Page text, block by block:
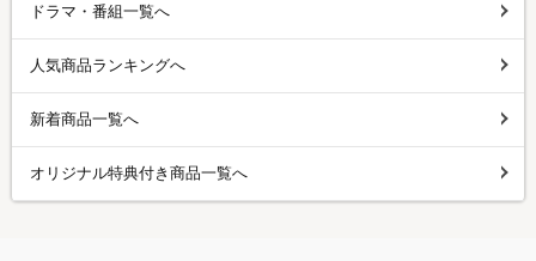
ドラマ・番組一覧へ
人気商品ランキングへ
新着商品一覧へ
オリジナル特典付き商品一覧へ